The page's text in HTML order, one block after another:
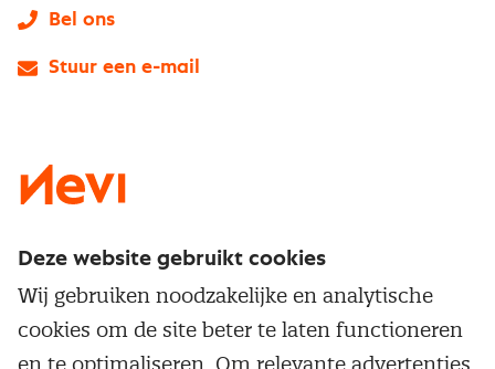
Service & contact
Over inkoop
Populaire thema's
Bel ons
Stuur een e-mail
Deze website gebruikt cookies
Wij gebruiken noodzakelijke en analytische
cookies om de site beter te laten functioneren